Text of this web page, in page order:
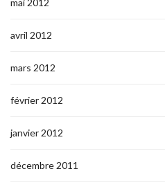
mai 2012
avril 2012
mars 2012
février 2012
janvier 2012
décembre 2011